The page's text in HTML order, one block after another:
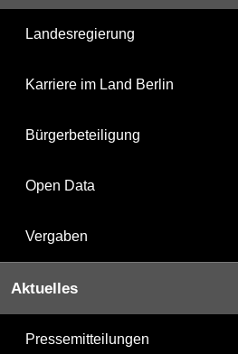
Landesregierung
Karriere im Land Berlin
Bürgerbeteiligung
Open Data
Vergaben
Aktuelles
Pressemitteilungen